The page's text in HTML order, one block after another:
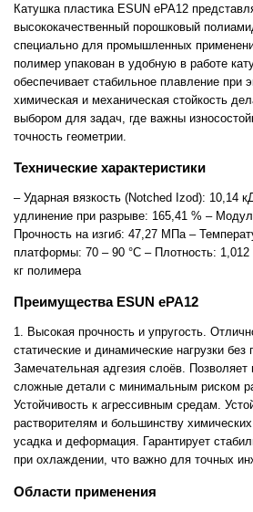
Катушка пластика ESUN ePA12
высококачественный порошковый
специально для промышленных
полимер упакован в удобную в работе
обеспечивает стабильное плавление при
химическая и механическая стойкость
выбором для задач, где важны
точность геометрии.
Технические характеристики
– Ударная вязкость (Notched Izod): 10,14
удлинение при разрыве: 165,41 % –
Прочность на изгиб: 47,27 МПа –
платформы: 70 – 90 °C – Плотность:
кг полимера
Преимущества ESUN ePA12
1. Высокая прочность и упругость.
статические и динамические нагрузки
Замечательная адгезия слоёв. Позволяет
сложные детали с минимальным риском
Устойчивость к агрессивным средам.
растворителям и большинству
усадка и деформация. Гарантирует
при охлаждении, что важно для точных
Области применения